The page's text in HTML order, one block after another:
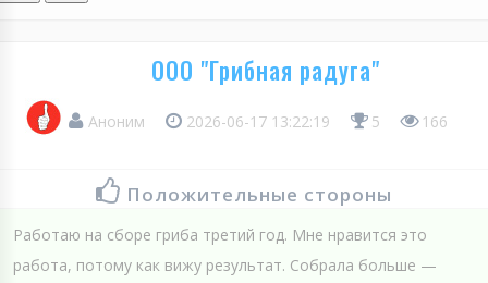
ООО "Грибная радуга"
Аноним 2026-06-17 13:22:19 5 166
Положительные стороны
Работаю на сборе гриба третий год. Мне нравится это
работа, потому как вижу результат. Собрала больше —